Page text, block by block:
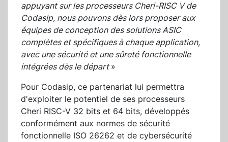
appuyant sur les processeurs Cheri-RISC V de
Codasip, nous pouvons dès lors proposer aux
équipes de conception des solutions ASIC
complètes et spécifiques à chaque application,
avec une sécurité et une sûreté fonctionnelle
intégrées dès le départ »
Pour Codasip, ce partenariat lui permettra
d'exploiter le potentiel de ses processeurs
Cheri RISC-V 32 bits et 64 bits, développés
conformément aux normes de sécurité
fonctionnelle ISO 26262 et de cybersécurité